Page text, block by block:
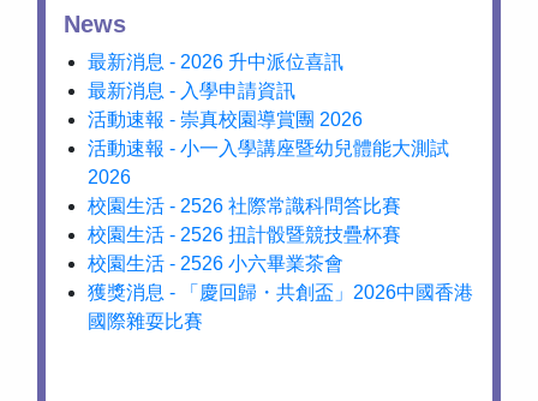
News
最新消息 - 2026 升中派位喜訊
最新消息 - 入學申請資訊
活動速報 - 崇真校園導賞團 2026
活動速報 - 小一入學講座暨幼兒體能大測試
2026
校園生活 - 2526 社際常識科問答比賽
校園生活 - 2526 扭計骰暨競技疊杯賽
校園生活 - 2526 小六畢業茶會
獲獎消息 - 「慶回歸・共創盃」2026中國香港
國際雜耍比賽